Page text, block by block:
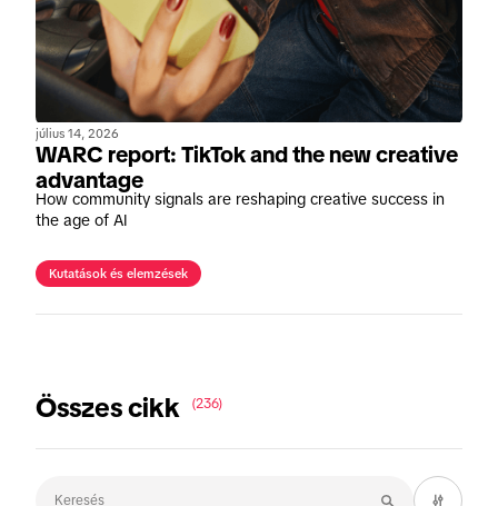
július 14, 2026
WARC report: TikTok and the new creative
advantage
How community signals are reshaping creative success in
the age of AI
Kutatások és elemzések
Összes cikk (236)